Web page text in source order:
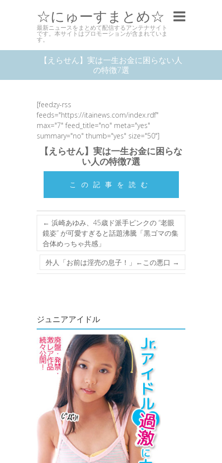
☆にゅーすまとめ☆
最新ニュースをまとめて配信するアンテナサイト
です。本サイトはプロモーションが含まれていま
す。
【えらせん】実は一生お金に困らない人
の特徴7選
[feedzy-rss
feeds="https://itainews.com/index.rdf"
max="7" feed_title="no" meta="yes"
summary="no" thumb="yes" size="50"]
【えらせん】実は一生お金に困らな
い人の特徴7選
この記事を読む
← 浜崎あゆみ、45歳ド派手ピンクの “老眼
鏡姿” が可愛すぎると話題沸騰「黒ゴマの集
合体めっちゃ共感」
外人「お前は淫売の息子！」←この悪口 →
ジュニアアイドル